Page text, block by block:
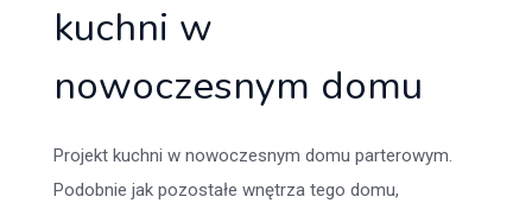
kuchni w
nowoczesnym domu
Projekt kuchni w nowoczesnym domu parterowym.
Podobnie jak pozostałe wnętrza tego domu,